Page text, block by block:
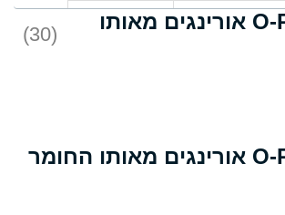
D
עוד O-Ring אורינגים מאותו
(30)